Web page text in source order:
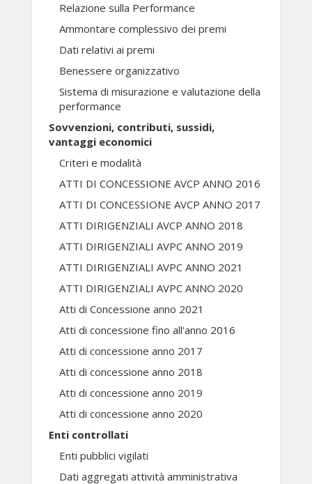
Relazione sulla Performance
Ammontare complessivo dei premi
Dati relativi ai premi
Benessere organizzativo
Sistema di misurazione e valutazione della
performance
Sovvenzioni, contributi, sussidi,
vantaggi economici
Criteri e modalità
ATTI DI CONCESSIONE AVCP ANNO 2016
ATTI DI CONCESSIONE AVCP ANNO 2017
ATTI DIRIGENZIALI AVCP ANNO 2018
ATTI DIRIGENZIALI AVPC ANNO 2019
ATTI DIRIGENZIALI AVPC ANNO 2021
ATTI DIRIGENZIALI AVPC ANNO 2020
Atti di Concessione anno 2021
Atti di concessione fino all'anno 2016
Atti di concessione anno 2017
Atti di concessione anno 2018
Atti di concessione anno 2019
Atti di concessione anno 2020
Enti controllati
Enti pubblici vigilati
Dati aggregati attività amministrativa